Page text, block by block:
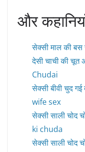
और
सेक्सी माल की
देसी चाची की चूत
Chudai
सेक्सी बीवी चुद
wife sex
सेक्सी साली चोद
ki chuda
सेक्सी साली चोद